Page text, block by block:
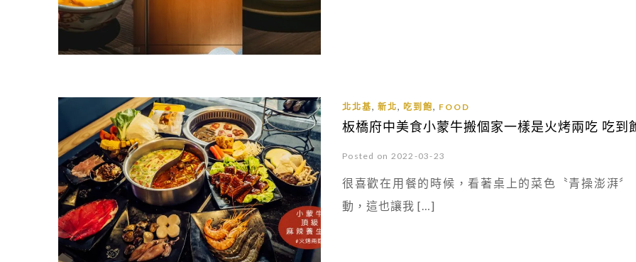
北北基, 新北, 吃到飽, FOOD
板橋府中美食小蒙牛搬個家一樣是火烤兩吃 吃到
Posted on 2022-03-23
很喜歡在用餐的時候，看著桌上的菜色〝青操澎湃
動，這也讓我 […]